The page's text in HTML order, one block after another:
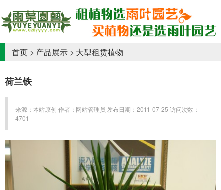
首页 > 产品展示 > 大型租赁植物
荷兰铁
来源：本站原创 作者：网站管理员 发布日期：2011-07-25 访问次数：
4701